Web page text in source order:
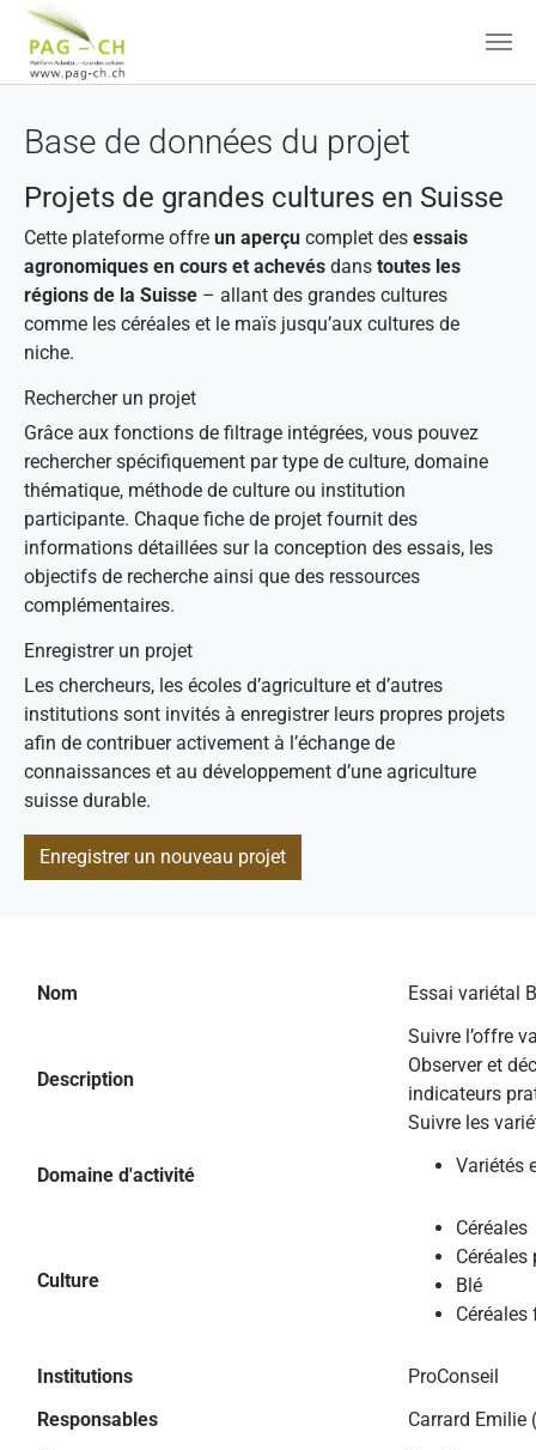
Base de données du projet
Projets de grandes cultures en Suisse
Cette plateforme offre un aperçu complet des essais
agronomiques en cours et achevés dans toutes les
régions de la Suisse – allant des grandes cultures
comme les céréales et le maïs jusqu’aux cultures de
niche.
Rechercher un projet
Grâce aux fonctions de filtrage intégrées, vous pouvez
rechercher spécifiquement par type de culture, domaine
thématique, méthode de culture ou institution
participante. Chaque fiche de projet fournit des
informations détaillées sur la conception des essais, les
objectifs de recherche ainsi que des ressources
complémentaires.
Enregistrer un projet
Les chercheurs, les écoles d’agriculture et d’autres
institutions sont invités à enregistrer leurs propres projets
afin de contribuer activement à l’échange de
connaissances et au développement d’une agriculture
suisse durable.
Enregistrer un nouveau projet
Nom Essai variétal
Description
Suivre l’offre
Observer et
indicateurs
Suivre les
Domaine d'activité Variétés
Culture
Céréales
Blé
Céréales
Institutions
ProConseil
Responsables
Carrard Emilie